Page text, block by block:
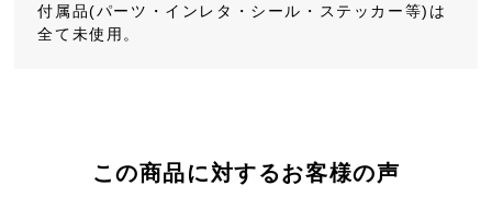
付属品(パーツ・インレタ・シール・ステッカー等)は
全て未使用。
この商品に対するお客様の声